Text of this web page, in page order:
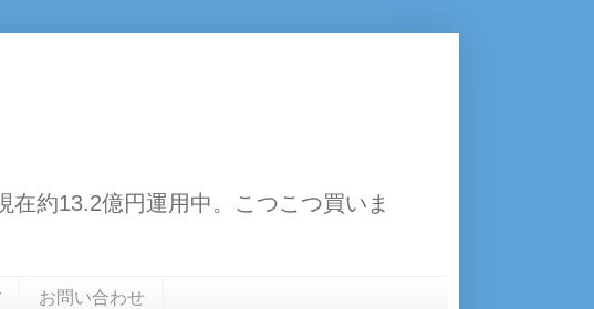
約13.2億円運用中。こつこつ買いま
お問い合わせ